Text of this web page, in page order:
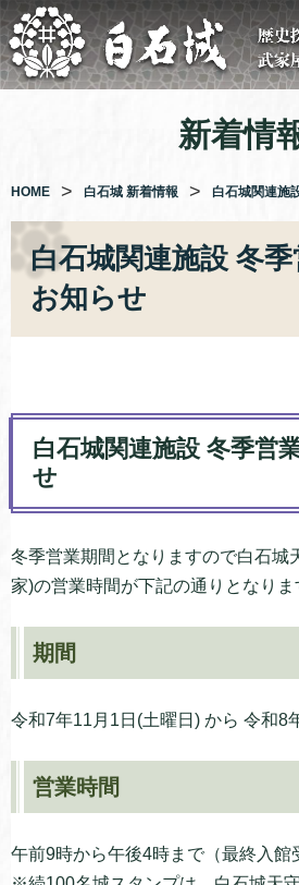
コ
ン
テ
ン
キ
ッ
新着情
HOME 白石城 新着情報 白石城関連施
白石城関連施設 冬
お知らせ
白石城関連施設 冬季営
せ
冬季営業期間となりますので白石城
家)の営業時間が下記の通りとなりま
期間
令和7年11月1日(土曜日) から 令和8
営業時間
午前9時から午後4時まで（最終入館